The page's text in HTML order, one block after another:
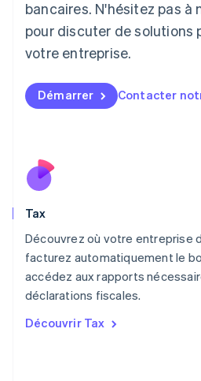
bancaires. N'hésitez pas à
pour discuter de solutions
votre entreprise.
Démarrer Contacter
Tax
Découvrez où votre entreprise
facturez automatiquement le
accédez aux rapports
déclarations fiscales.
Découvrir Tax
Liechtenstein
DeutschEnglish
English
FrançaisDeutschEnglish
Malaisie
Mexique
Español
Nouvelle-Zélande
Pays-Bas
NederlandsEnglish
Pologne
Portugal